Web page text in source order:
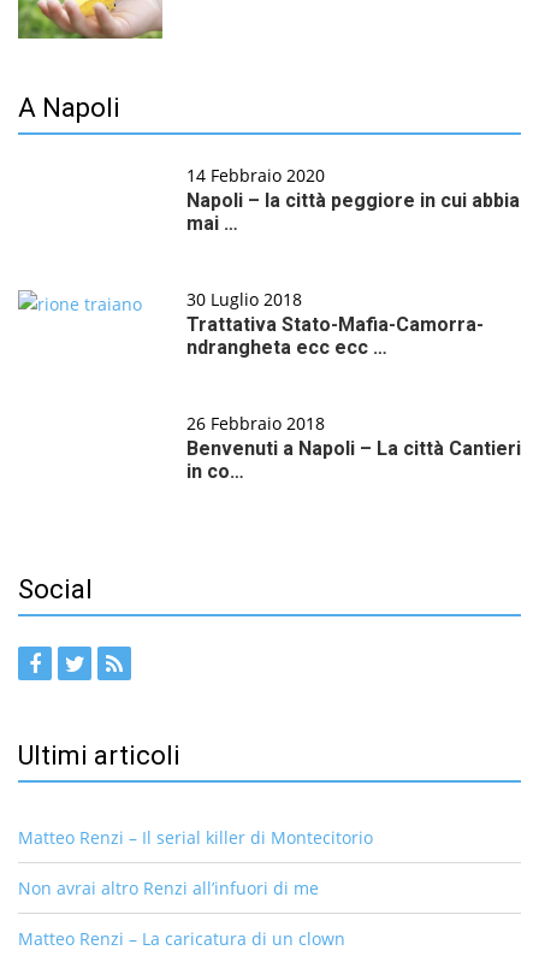
A Napoli
14 Febbraio 2020
Napoli – la città peggiore in cui abbia
mai …
30 Luglio 2018
Trattativa Stato-Mafia-Camorra-
ndrangheta ecc ecc …
26 Febbraio 2018
Benvenuti a Napoli – La città Cantieri
in co…
Social
Ultimi articoli
Matteo Renzi – Il serial killer di Montecitorio
Non avrai altro Renzi all’infuori di me
Matteo Renzi – La caricatura di un clown